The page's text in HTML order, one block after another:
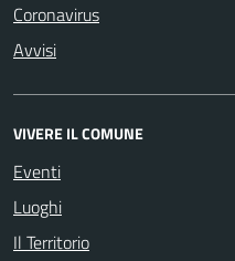
Coronavirus
Avvisi
VIVERE IL COMUNE
Eventi
Luoghi
Il Territorio